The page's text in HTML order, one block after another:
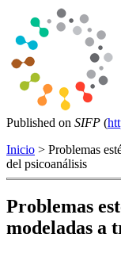
Published on SIFP (
Inicio > Problemas
del psicoanálisis
Problemas
modeladas a